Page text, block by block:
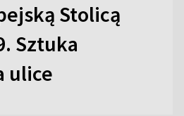
Stolicą
Sztuka
ulice